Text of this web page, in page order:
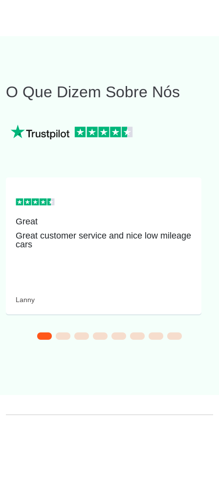
O Que Dizem Sobre Nós
Great
Great customer service and nice low mileage
cars
Lanny